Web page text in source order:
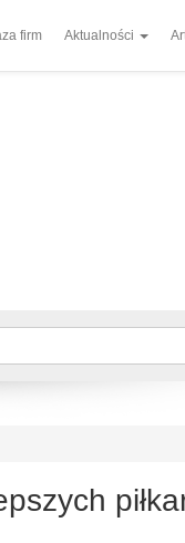
firm Aktualności